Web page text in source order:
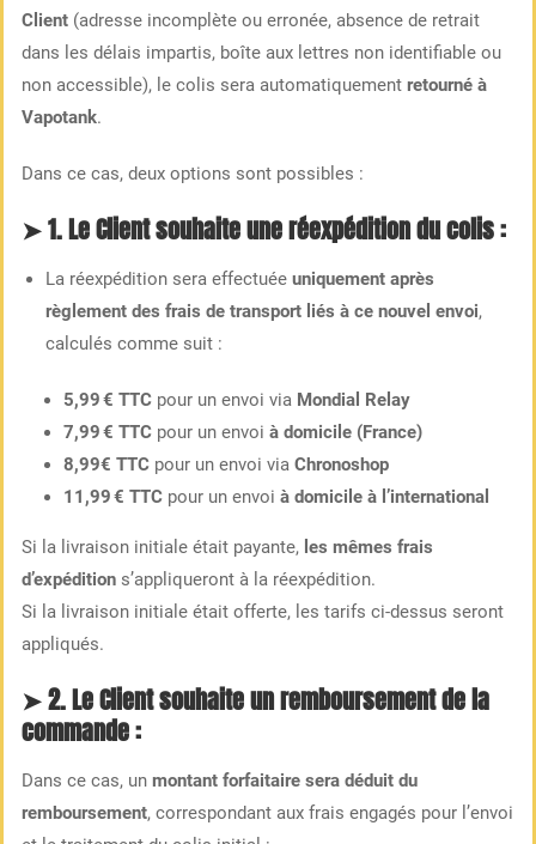
Client(adresse incomplète ou erronée, absence de retrait
dans les délais impartis, boîte aux lettres non identifiable ou
non accessible), le colis sera automatiquement retourné à
Vapotank.
Dans ce cas, deux options sont possibles :
➤ 1. Le Client souhaite uneréexpéditiondu colis :
La réexpédition sera effectuée uniquement après
règlement des frais de transport liés à ce nouvel envoi,
calculés comme suit :
5,99 € TTCpour un envoi via Mondial Relay
7,99 € TTCpour un envoi à domicile (France)
8,99€ TTCpour un envoi via Chronoshop
11,99 € TTCpour un envoi à domicile à l’international
Si la livraison initiale était payante, les mêmes frais
d’expéditions’appliqueront à la réexpédition.
Si la livraison initiale était offerte, les tarifs ci-dessus seront
appliqués.
➤ 2. Le Client souhaite unremboursement de la
commande:
Dans ce cas, un montant forfaitaire sera déduit du
remboursement, correspondant aux frais engagés pour l’envoi